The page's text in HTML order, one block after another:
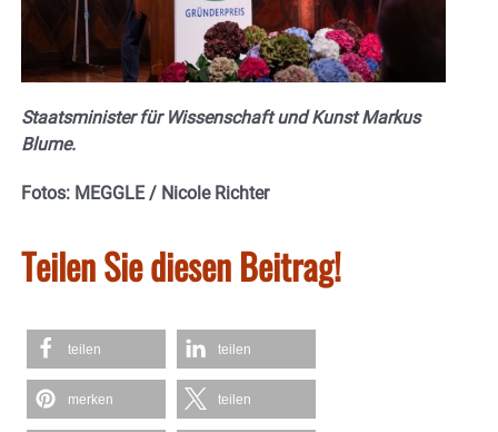
Staatsminister für Wissenschaft und Kunst Markus
Blume.
Fotos: MEGGLE / Nicole Richter
Teilen Sie diesen Beitrag!
teilen teilen
merken teilen